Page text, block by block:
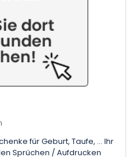
für Geburt, Taufe, ... Ihr
Sprüchen / Aufdrucken